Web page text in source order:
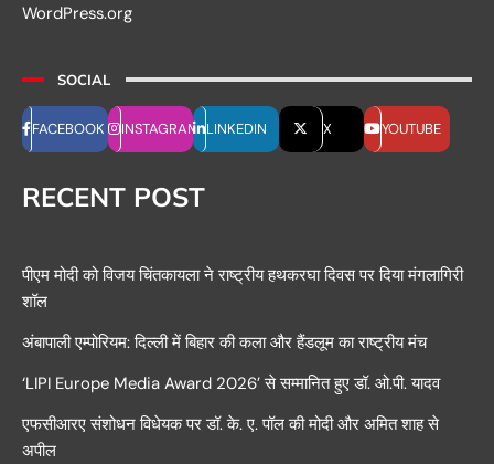
WordPress.org
SOCIAL
FACEBOOK INSTAGRAM LINKEDIN X YOUTUBE
RECENT POST
पीएम मोदी को विजय चिंतकायला ने राष्ट्रीय हथकरघा दिवस पर दिया मंगलागिरी
शॉल
अंबापाली एम्पोरियम: दिल्ली में बिहार की कला और हैंडलूम का राष्ट्रीय मंच
‘LIPI Europe Media Award 2026’ से सम्मानित हुए डॉ. ओ.पी. यादव
एफसीआरए संशोधन विधेयक पर डॉ. के. ए. पॉल की मोदी और अमित शाह से
अपील